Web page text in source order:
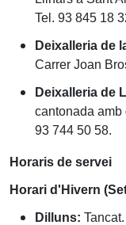
Tel. 93 845 18
Deixalleria de
Carrer Joan
Deixalleria de
cantonada amb
93 744 50 58.
Horaris de servei
Horari d'Hivern
Dilluns: Tancat.